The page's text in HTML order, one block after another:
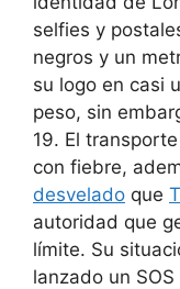
selfies y
negros y un
su logo en casi
peso, sin
19. El
con fiebre,
desvelado que
autoridad que
límite. Su
lanzado un